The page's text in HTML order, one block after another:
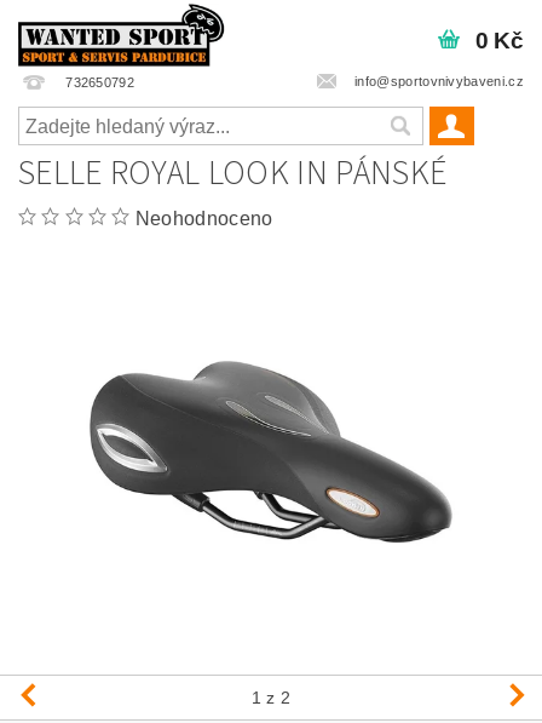
732650792 info@sportovnivybaveni.cz
0 Kč
SELLE ROYAL LOOK IN PÁNSKÉ
Neohodnoceno
1 z 2